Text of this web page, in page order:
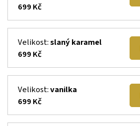
699 Kč
Velikost: slaný karamel
699 Kč
Velikost: vanilka
699 Kč